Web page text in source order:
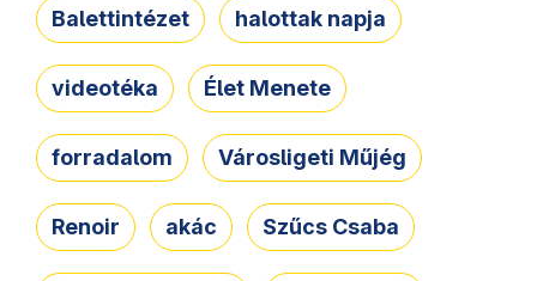
Balettintézet halottak napja
videotéka Élet Menete
forradalom Városligeti Műjég
Renoir akác Szűcs Csaba